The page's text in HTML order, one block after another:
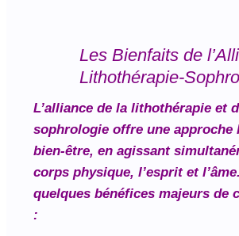
Les Bienfaits de
Lithothérapie-
L’alliance de la lithothérapie et
sophrologie offre une approche
bien-être, en agissant
corps physique, l’esprit et
quelques bénéfices majeurs de
: